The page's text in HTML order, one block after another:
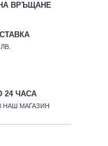
ВРЪЩАНЕ
24 ЧАСА
НАШ МАГАЗИН